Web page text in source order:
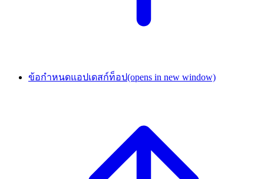
ข้อกำหนดแอปเดสก์ท็อป(opens in new window)